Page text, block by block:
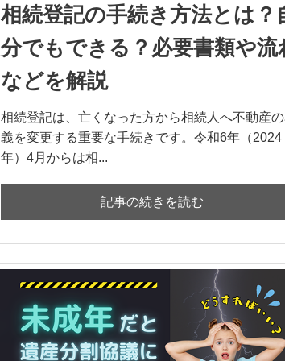
相続登記の手続き方法とは？
分でもできる？必要書類や流
などを解説
相続登記は、亡くなった方から相続人へ不動産の
義を変更する重要な手続きです。令和6年（2024
年）4月からは相...
記事の続きを読む